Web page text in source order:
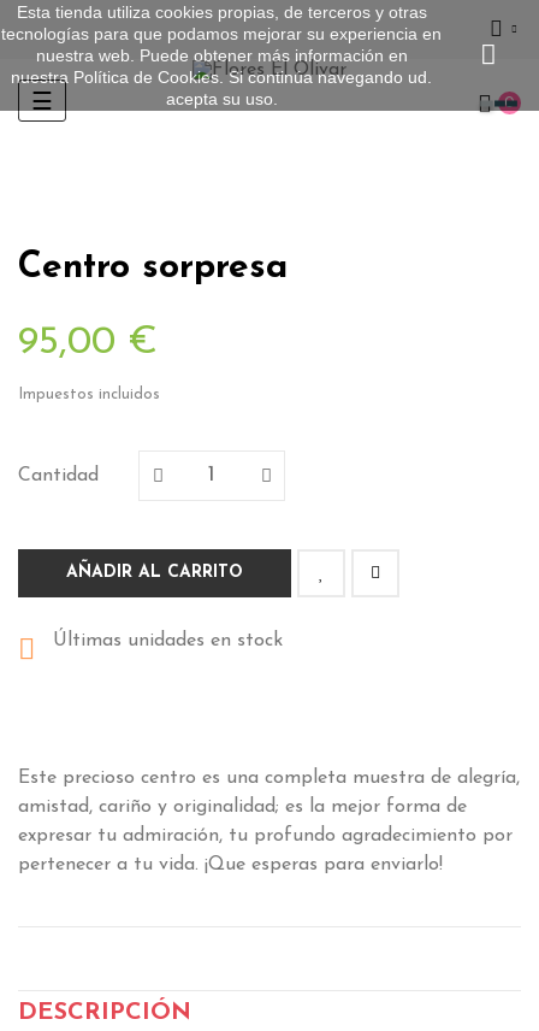
Esta tienda utiliza cookies propias, de terceros y otras
tecnologías para que podamos mejorar su experiencia en
nuestra web. Puede obtener más información en
nuestra Política de Cookies . Si continúa navegando ud.
acepta su uso.
Navegación
☰ 0
Centro sorpresa
95,00 €
Impuestos incluidos
Cantidad
AÑADIR AL CARRITO
 Últimas unidades en stock
Este precioso centro es una completa muestra de alegría,
amistad, cariño y originalidad; es la mejor forma de
expresar tu admiración, tu profundo agradecimiento por
pertenecer a tu vida. ¡Que esperas para enviarlo!
DESCRIPCIÓN